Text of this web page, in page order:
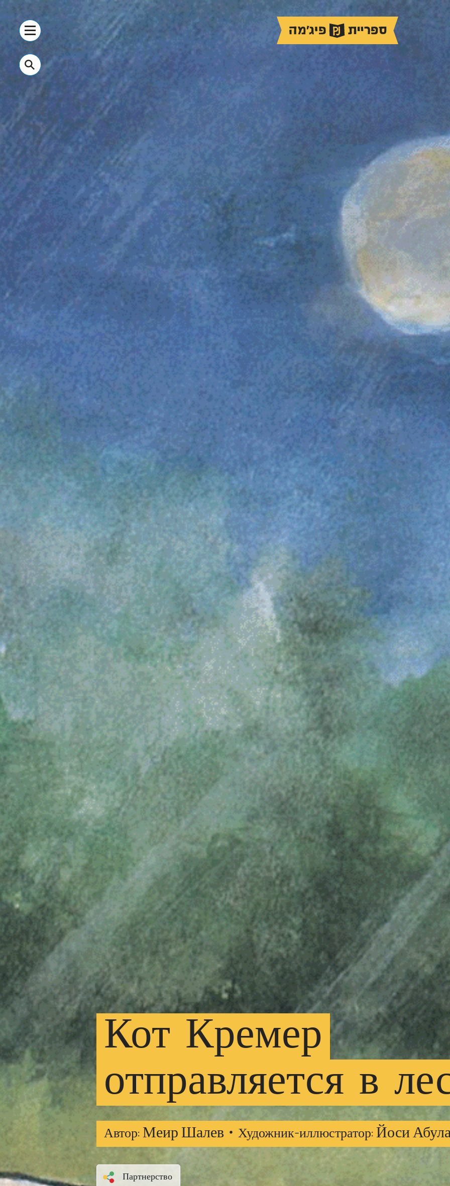
Кот Кремер
отправляется в
Автор: Меир Шалев •Художник-иллюстратор: Йоси
Партнерство